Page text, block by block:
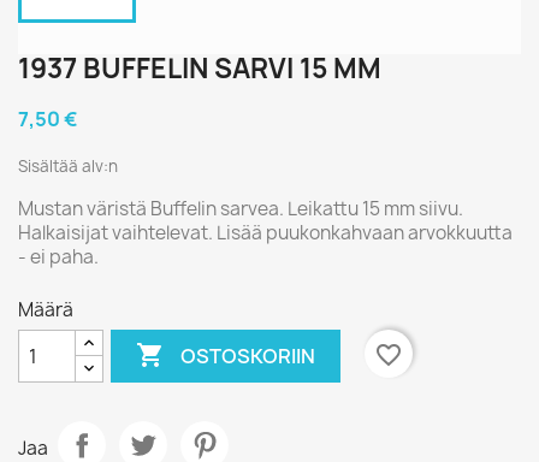
1937 BUFFELIN SARVI 15 MM
7,50 €
Sisältää alv:n
Mustan väristä Buffelin sarvea. Leikattu 15 mm siivu.
Halkaisijat vaihtelevat. Lisää puukonkahvaan arvokkuutta
- ei paha.
Määrä
 OSTOSKORIIN favorite_border
Jaa